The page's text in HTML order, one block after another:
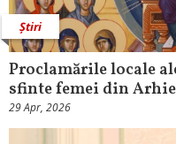
Știri
Proclamările locale
sfinte femei din
29 Apr, 2026